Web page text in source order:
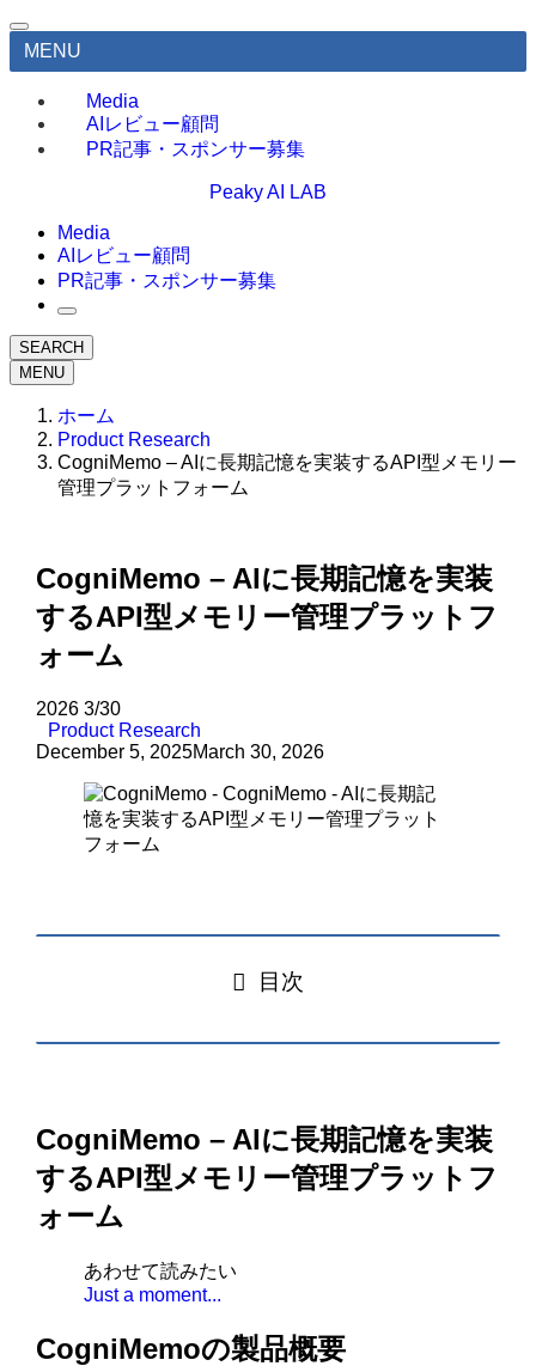
MENU
Media
AIレビュー顧問
PR記事・スポンサー募集
Peaky AI LAB
Media
AIレビュー顧問
PR記事・スポンサー募集
SEARCH
MENU
ホーム
Product Research
CogniMemo – AIに長期記憶を実装するAPI型メモリー
管理プラットフォーム
CogniMemo – AIに長期記憶を実装
するAPI型メモリー管理プラットフ
ォーム
2026 3/30
Product Research
December 5, 2025March 30, 2026
目次
CogniMemo – AIに長期記憶を実装
するAPI型メモリー管理プラットフ
ォーム
あわせて読みたい
Just a moment...
CogniMemoの製品概要